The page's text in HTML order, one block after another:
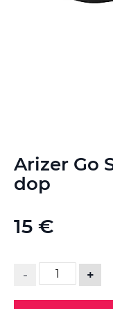
Arizer Go
dop
15 €
- +
naar
het
begin
de
afbeeldingen-